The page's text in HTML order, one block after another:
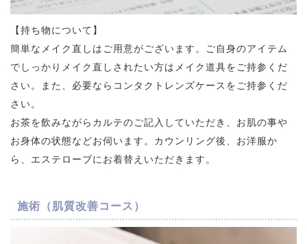
【持ち物について】
簡単なメイク直しはご用意がございます。ご自身のアイテム
でしっかりメイク直しされたい方はメイク道具をご持参くだ
さい。また、必要ならコンタクトレンズケースをご持参くだ
さい。
お茶を飲みながらカルテのご記入していただき、お肌の事や
お身体の状態などお伺います。カウンリング後、お洋服か
ら、エステローブにお着替えいただきます。
施術（肌質改善コース）